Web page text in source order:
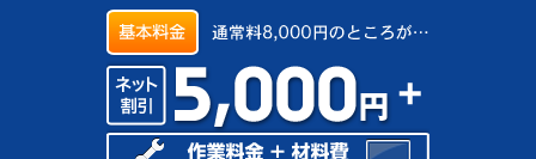
プライバシーポリシー
サイトマップ